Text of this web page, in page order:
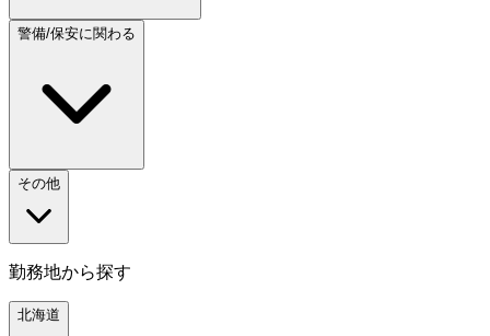
警備/保安に関わる
その他
勤務地から探す
北海道